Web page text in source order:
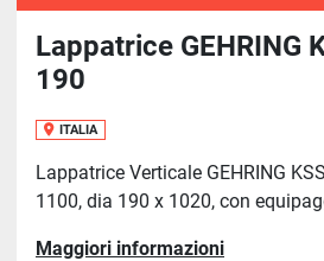
Lappatrice GEHRING
190
ITALIA
Lappatrice Verticale GEHRING
1100, dia 190 x 1020, con
Maggiori informazioni